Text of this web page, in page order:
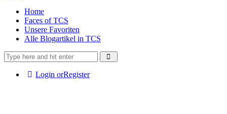
Home
Faces of TCS
Unsere Favoriten
Alle Blogartikel in TCS
Login orRegister